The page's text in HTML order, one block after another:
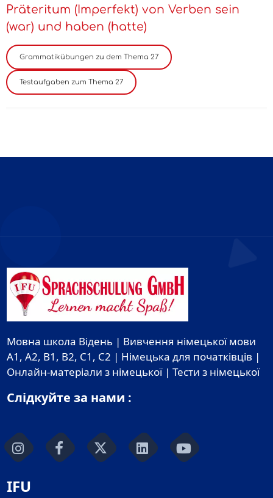
Präteritum (Imperfekt) von Verben sein
(war) und haben (hatte)
Мовна школа Відень | Вивчення німецької мови
A1, A2, B1, B2, C1, C2 | Німецька для початківців |
Онлайн-матеріали з німецької | Тести з німецької
Слідкуйте за нами :
IFU